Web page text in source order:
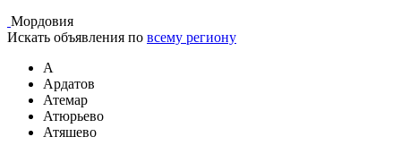
Мордовия
Искать объявления по всему региону
А
Ардатов
Атемар
Атюрьево
Атяшево